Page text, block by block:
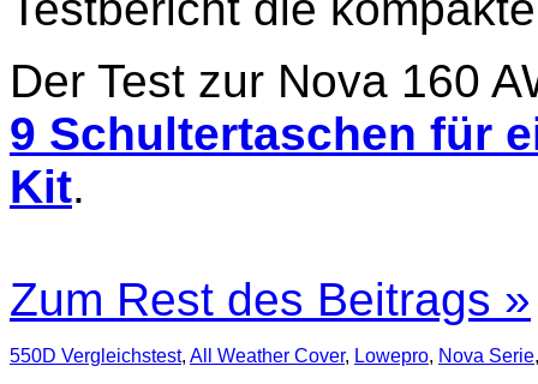
Der Test zur Nova 160
9 Schultertaschen für
Kit.
Zum Rest des Beitrags »
550D Vergleichstest, All Weather Cover, Lowepro, Nova Serie